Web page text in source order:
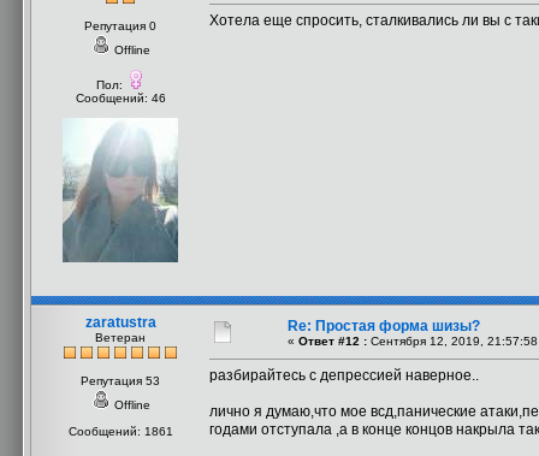
Репутация 0
Offline
Пол:
Сообщений: 46
Хотела еще спросить, сталкивались ли вы с
zaratustra
Ветеран
Репутация 53
Offline
Сообщений: 1861
Re: Простая форма шизы?
« Ответ #12 : Сентября 12, 2019,
разбирайтесь с депрессией наверное..
лично я думаю,что мое всд,панические
годами отступала ,а в конце концов накрыла